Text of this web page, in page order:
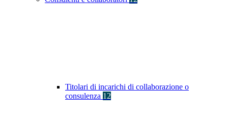
Titolari di incarichi di collaborazione o
consulenza 12